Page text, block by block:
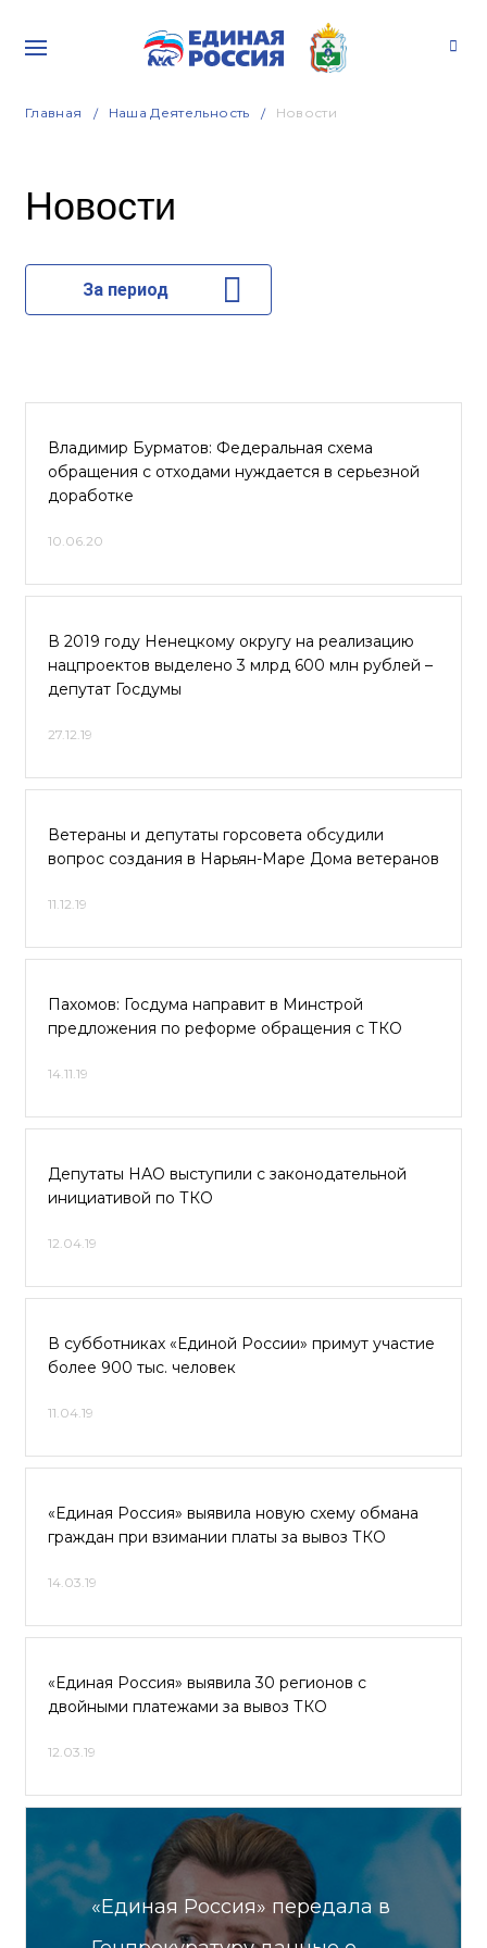
Главная Наша Деятельность Новости
Новости
За период
Владимир Бурматов: Федеральная схема
обращения с отходами нуждается в серьезной
доработке
10.06.20
В 2019 году Ненецкому округу на реализацию
нацпроектов выделено 3 млрд 600 млн рублей –
депутат Госдумы
27.12.19
Ветераны и депутаты горсовета обсудили
вопрос создания в Нарьян-Маре Дома ветеранов
11.12.19
Пахомов: Госдума направит в Минстрой
предложения по реформе обращения с ТКО
14.11.19
Депутаты НАО выступили с законодательной
инициативой по ТКО
12.04.19
В субботниках «Единой России» примут участие
более 900 тыс. человек
11.04.19
«Единая Россия» выявила новую схему обмана
граждан при взимании платы за вывоз ТКО
14.03.19
«Единая Россия» выявила 30 регионов с
двойными платежами за вывоз ТКО
12.03.19
«Единая Россия» передала в